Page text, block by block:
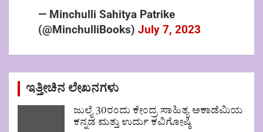
— Minchulli Sahitya Patrike
(@MinchulliBooks) July 7, 2023
ಇತ್ತೀಚಿನ ಲೇಖನಗಳು
ಜುಲೈ 30ರಂದು ಕೇಂದ್ರ ಸಾಹಿತ್ಯ ಅಕಾಡೆಮಿಯ
ಕನ್ನಡ ಮತ್ತು ಉರ್ದು ಕವಿಗೋಷ್ಠಿ